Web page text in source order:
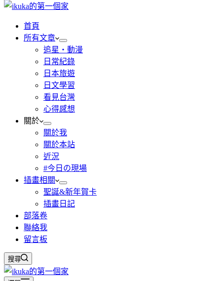
首頁
所有文章
追星・動漫
日常紀錄
日本旅遊
日文學習
看見台灣
心得感想
關於
關於我
關於本站
近況
#今日の現場
插畫相關
聖誕&新年賀卡
插畫日記
部落卷
聯絡我
留言板
搜尋